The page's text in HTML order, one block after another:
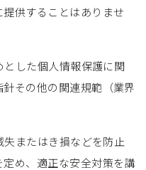
供することはありませ
した個人情報保護に関
その他の関連規範（業界
またはき損などを防止
め、適正な安全対策を講